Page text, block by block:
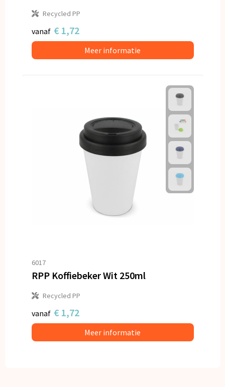
Recycled PP
vanaf € 1,72
Meer informatie
6017
RPP Koffiebeker Wit 250ml
Recycled PP
vanaf € 1,72
Meer informatie